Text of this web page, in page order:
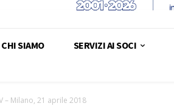
CHI SIAMO SERVIZI AI SOCI
– Milano, 21 aprile 2018